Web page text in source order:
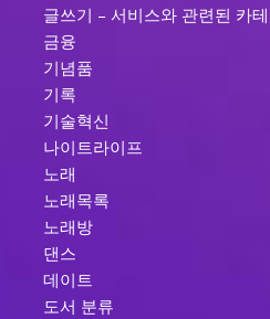
글쓰기 – 서비스와 관련된 카
금융
기념품
기록
기술혁신
나이트라이프
노래
노래목록
노래방
댄스
데이트
도서 분류